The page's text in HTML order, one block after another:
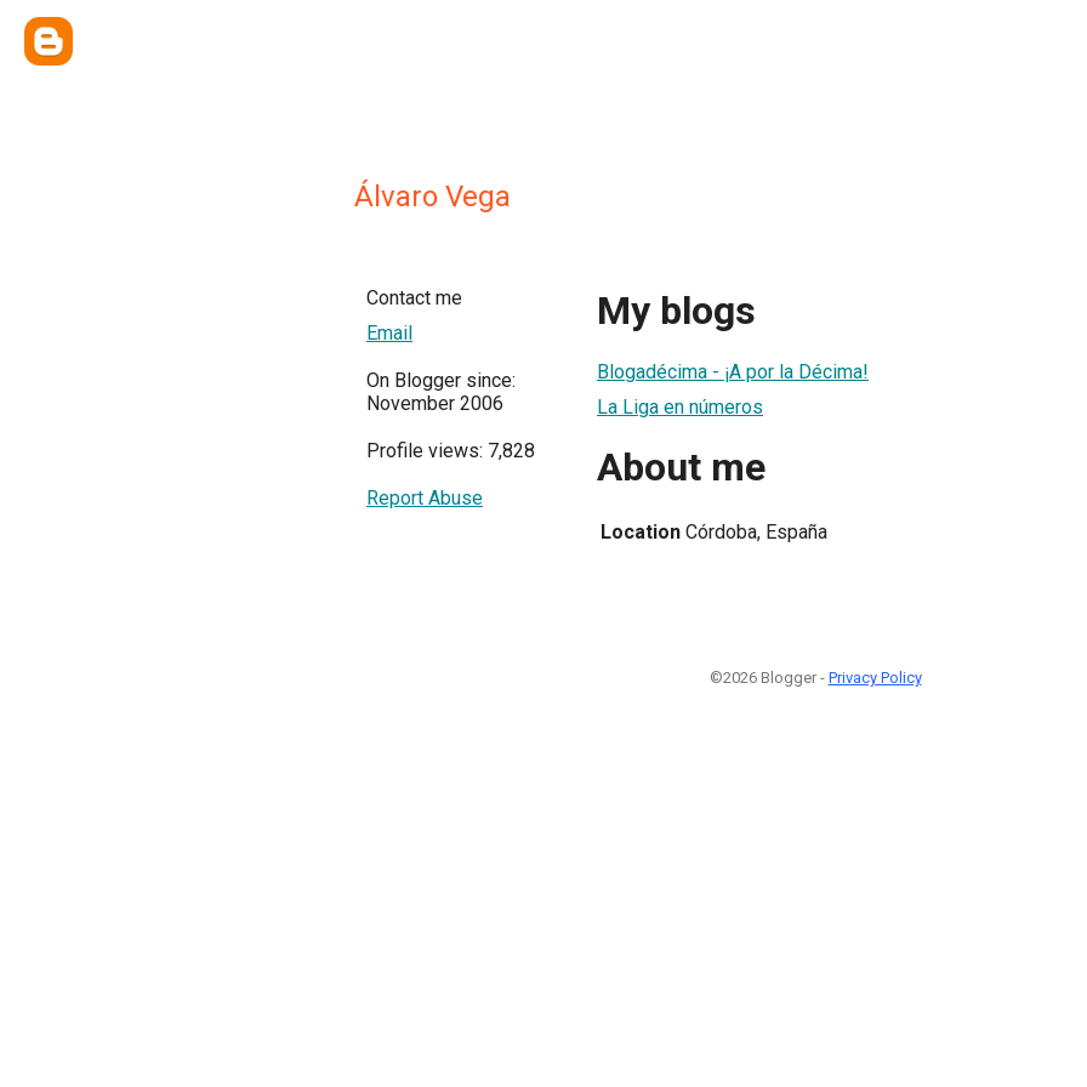
Álvaro Vega
Contact me
Email
On Blogger since:
November 2006
Profile views: 7,828
Report Abuse
My blogs
Blogadécima - ¡A por la Décima!
La Liga en números
About me
Location Córdoba, España
©2026 Blogger - Privacy Policy